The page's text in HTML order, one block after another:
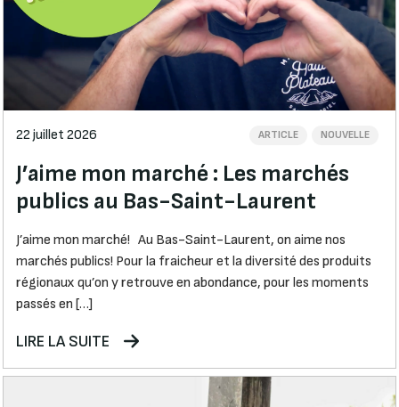
22 juillet 2026 ARTICLE NOUVELLE
J’aime mon marché : Les marchés
publics au Bas-Saint-Laurent
J’aime mon marché! Au Bas-Saint-Laurent, on aime nos
marchés publics! Pour la fraicheur et la diversité des produits
régionaux qu’on y retrouve en abondance, pour les moments
passés en […]
LIRE LA SUITE